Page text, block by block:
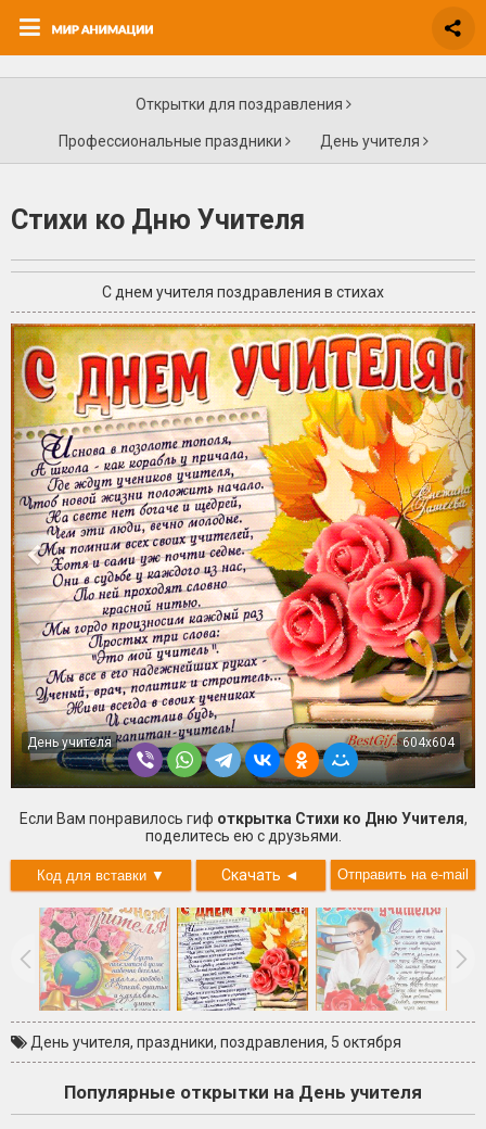
Открытки для поздравления
Профессиональные праздники День учителя
Стихи ко Дню Учителя
С днем учителя поздравления в стихах
+4
День учителя 604x604
Если Вам понравилось гиф открытка Стихи ко Дню Учителя,
поделитесь ею с друзьями.
Скачать ◄
День учителя, праздники, поздравления, 5 октября
Популярные открытки на День учителя